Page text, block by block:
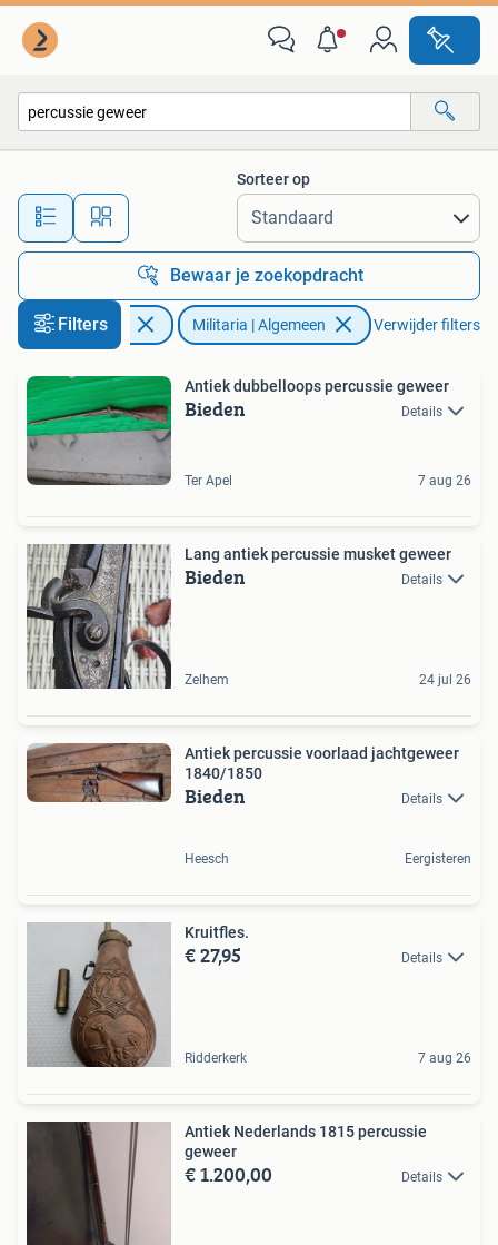
Alle afstanden…
Sorteer op
Bewaar je zoekopdracht
Filters
Verzamelen Militaria | Algemeen Verwijder filters
Antiek dubbelloops percussie geweer
Bieden Details
Ter Apel 7 aug 26
Lang antiek percussie musket geweer
Bieden Details
Zelhem 24 jul 26
Antiek percussie voorlaad jachtgeweer
1840/1850
Bieden Details
Heesch Eergisteren
Kruitfles.
€ 27,95 Details
Ridderkerk 7 aug 26
Antiek Nederlands 1815 percussie
geweer
€ 1.200,00 Details